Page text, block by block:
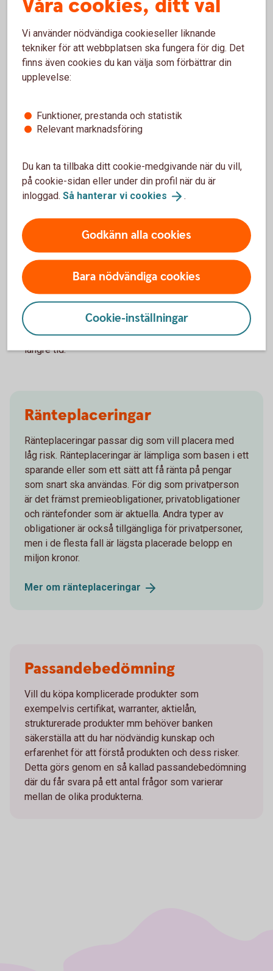
obligationer
Fördelar
ränteutbetalningar.
Behåller du obligationen till förfallodagen så kommer
rådande marknadskurs.
Nackdelar
Finns risk att ”call” kan utnyttjas i förtid eller senare och
därmed påverka avkastningen.
En försäljning innan förfallodagen kan resultera i förlust
om obligationen säljs till en lägre kurs än
anskaffningskursen. Kursförlust kan helt eller delvis
kompenseras av tidigare utbetalda kuponger.
Marknadsvärdet kan påverkas av allmänna
marknadsklimatet utan att ha något med bolaget att göra
samt att en försäljning av en komplex obligation kan ta
längre tid.
Ränteplaceringar
Ränteplaceringar passar dig som vill placera med
låg risk. Ränteplaceringar är lämpliga som basen i ett
sparande eller som ett sätt att få ränta på pengar
som snart ska användas. För dig som privatperson
är det främst premieobligationer, privatobligationer
och räntefonder som är aktuella. Andra typer av
obligationer är också tillgängliga för privatpersoner,
men i de flesta fall är lägsta placerade belopp en
miljon kronor.
Mer om ränteplaceringar
Passandebedömning
Vill du köpa komplicerade produkter som
exempelvis certifikat, warranter, aktielån,
strukturerade produkter mm behöver banken
säkerställa att du har nödvändig kunskap och
erfarenhet för att förstå produkten och dess risker.
Detta görs genom en så kallad passandebedömning
där du får svara på ett antal frågor som varierar
mellan de olika produkterna.
Våra cookies, ditt val
Vi använder nödvändiga cookieseller liknande
tekniker för att webbplatsen ska fungera för dig. Det
finns även cookies du kan välja som förbättrar din
upplevelse:
Funktioner, prestanda och statistik
Relevant marknadsföring
Du kan ta tillbaka ditt cookie-medgivande när du vill,
på cookie-sidan eller under din profil när du är
inloggad. Så hanterar vi cookies .
Godkänn alla cookies
Bara nödvändiga cookies
Cookie-inställningar